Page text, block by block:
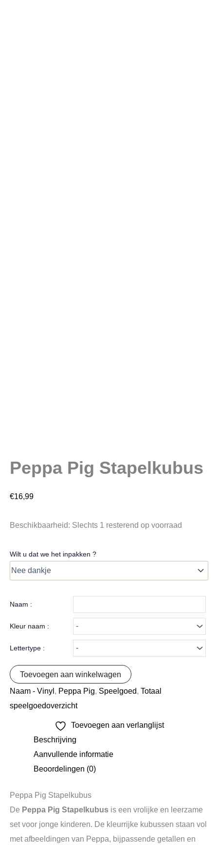
Peppa Pig Stapelkubus
€16,99
Beschikbaarheid: Slechts 1 resterend op voorraad
Wilt u dat we het inpakken ?
Naam :
Kleur naam :
Lettertype :
Toevoegen aan winkelwagen
Naam - Vinyl Peppa Pig Speelgoed Totaal
speelgoedoverzicht
Toevoegen aan verlanglijst
Beschrijving
Aanvullende informatie
Beoordelingen (0)
Peppa Pig Stapelkubus
De Peppa Pig Stapelkubus is een vrolijke en leerzame
set voor jonge kinderen. De kleurrijke kubussen staan vol
met afbeeldingen van Peppa, bijpassende getallen en